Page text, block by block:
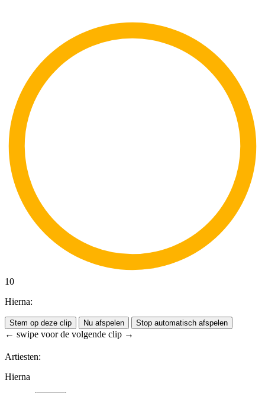
10
Hierna:
Stem op deze clip Nu afspelen Stop automatisch afspelen
← swipe voor de volgende clip →
Artiesten:
Hierna